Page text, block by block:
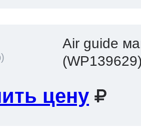
Air guide
цену